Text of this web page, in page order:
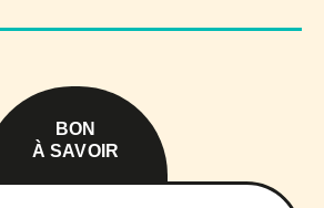
BON
À SAVOIR